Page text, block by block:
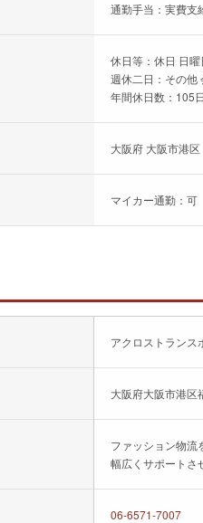
通勤手当：実費支
休日等：休日 日
週休二日：その他
年間休日数：105日
大阪府 大阪市港区
マイカー通勤：可
アクロストランス
大阪府大阪市港区
ファッション物流
幅広くサポートさ
06-6571-7007